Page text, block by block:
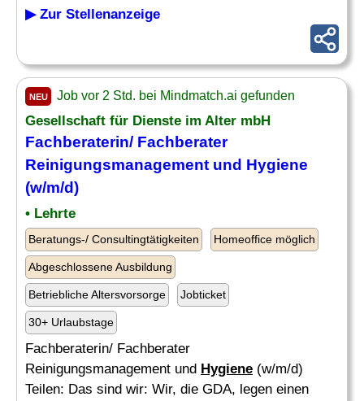
▶ Zur Stellenanzeige
NEU Job vor 2 Std. bei Mindmatch.ai gefunden
Gesellschaft für Dienste im Alter mbH
Fachberaterin/ Fachberater
Reinigungsmanagement und Hygiene
(w/m/d)
• Lehrte
Beratungs-/ Consultingtätigkeiten Homeoffice möglich
Abgeschlossene Ausbildung
Betriebliche Altersvorsorge Jobticket
30+ Urlaubstage
Fachberaterin/ Fachberater
Reinigungsmanagement und Hygiene (w/m/d)
Teilen: Das sind wir: Wir, die GDA, legen einen